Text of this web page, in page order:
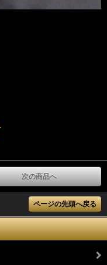
次の商品へ
ページの先頭へ戻る